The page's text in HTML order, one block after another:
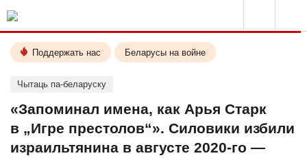
Поддержать нас Беларусы на войне
Чытаць па-беларуску
«Запоминал имена, как Арья Старк
в „Игре престолов“». Силовики избили
израильтянина в августе 2020-го —